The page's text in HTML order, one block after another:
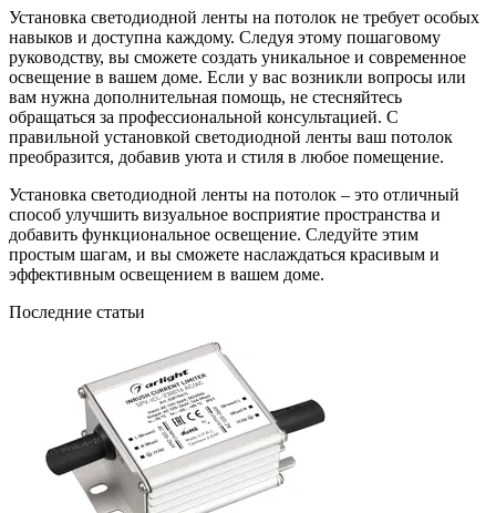
Установка светодиодной ленты на потолок не требует особых
навыков и доступна каждому. Следуя этому пошаговому
руководству, вы сможете создать уникальное и современное
освещение в вашем доме. Если у вас возникли вопросы или
вам нужна дополнительная помощь, не стесняйтесь
обращаться за профессиональной консультацией. С
правильной установкой светодиодной ленты ваш потолок
преобразится, добавив уюта и стиля в любое помещение.
Установка светодиодной ленты на потолок – это отличный
способ улучшить визуальное восприятие пространства и
добавить функциональное освещение. Следуйте этим
простым шагам, и вы сможете наслаждаться красивым и
эффективным освещением в вашем доме.
Последние статьи